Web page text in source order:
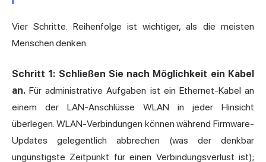
Vier Schritte. Reihenfolge ist wichtiger, als die meisten
Menschen denken.
Schritt 1: Schließen Sie nach Möglichkeit ein Kabel
an. Für administrative Aufgaben ist ein Ethernet-Kabel an
einem der LAN-Anschlüsse WLAN in jeder Hinsicht
überlegen. WLAN-Verbindungen können während Firmware-
Updates gelegentlich abbrechen (was der denkbar
ungünstigste Zeitpunkt für einen Verbindungsverlust ist);